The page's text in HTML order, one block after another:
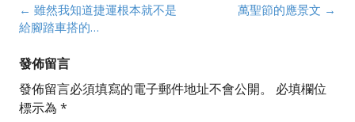
Post
navigation
← 雖然我知道捷運根本就不是
給腳踏車搭的…
萬聖節的應景文 →
發佈留言
發佈留言必須填寫的電子郵件地址不會公開。
必填欄位
標示為 *